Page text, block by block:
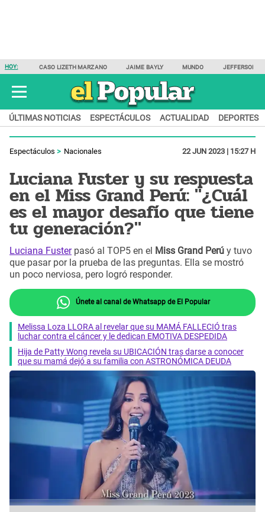
HOY: CASO LIZETH MARZANO JAIME BAYLY MUNDO JEFFERSON
ÚLTIMAS NOTICIAS ESPECTÁCULOS ACTUALIDAD DEPORTES
Espectáculos Nacionales 22 JUN 2023 | 15:27 H
Luciana Fuster y su respuesta
en el Miss Grand Perú: "¿Cuál
es el mayor desafío que tiene
tu generación?"
Luciana Fusterpasó al TOP5 en el Miss Grand Perú y tuvo
que pasar por la prueba de las preguntas. Ella se mostró
un poco nerviosa, pero logró responder.
Únete al canal de Whatsapp de El Popular
Melissa Loza LLORA al revelar que su MAMÁ FALLECIÓ tras
luchar contra el cáncer y le dedican EMOTIVA DESPEDIDA
Hija de Patty Wong revela su UBICACIÓN tras darse a conocer
que su mamá dejó a su familia con ASTRONÓMICA DEUDA